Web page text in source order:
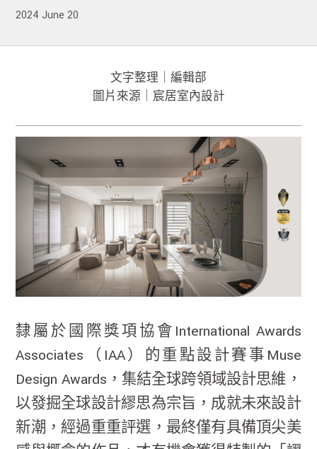
2024 June 20
文字整理｜編輯部
圖片來源｜宸居室內設計
隸屬於國際獎項協會International Awards
Associates（IAA）的重點設計賽事Muse
Design Awards，集結全球跨領域設計思維，
以發掘全球設計繆思為宗旨，成就未來設計
新潮，經過重重評選，最終僅有具備頂尖美